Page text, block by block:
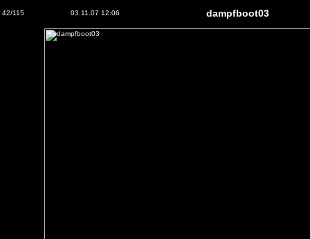
42/115 03.11.07 12:06 dampfboot03